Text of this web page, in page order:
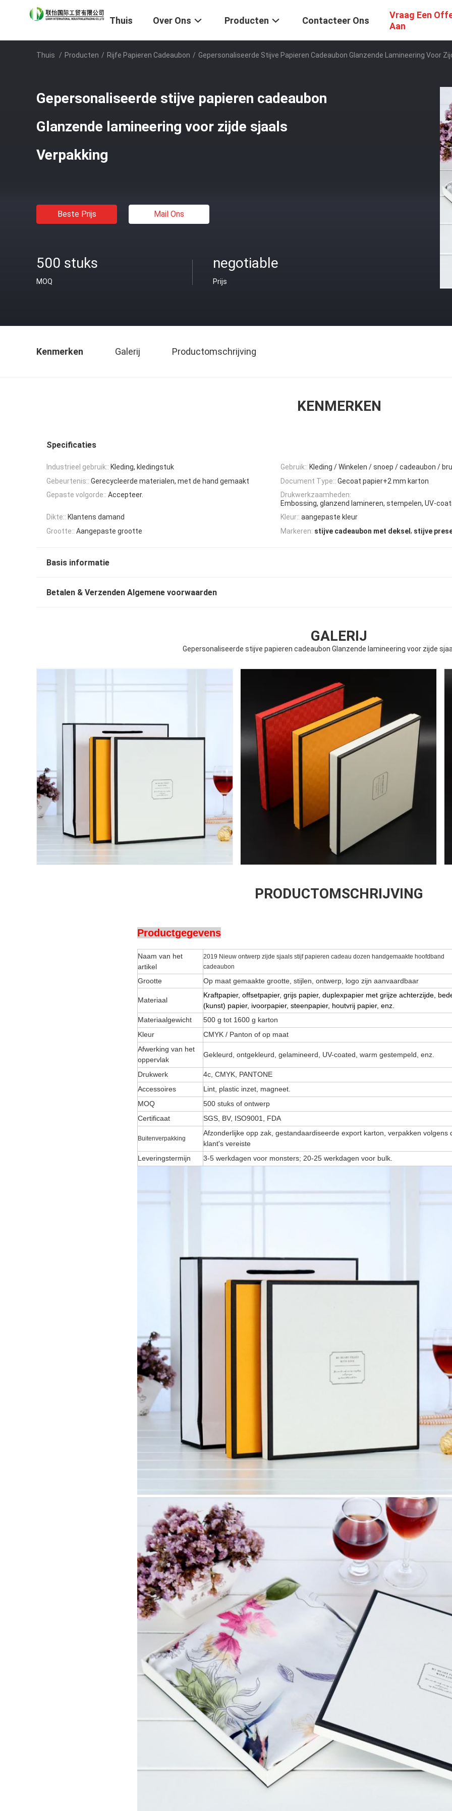
Thuis Over Ons Producten Contacteer Ons
Vraag Een
Aan
Thuis / Producten / Rijfe Papieren Cadeaubon / Gepersonaliseerde Stijve Papieren Cadeaubon Glanzende Lamineering Voor
Gepersonaliseerde stijve papieren cadeaubon
Glanzende lamineering voor zijde sjaals
Verpakking
Beste Prijs Mail Ons
500 stuks
MOQ
negotiable
Prijs
Kenmerken Galerij Productomschrijving
KENMERKEN
Specificaties
Industrieel gebruik:: Kleding, kledingstuk Gebruik:: Kleding / Winkelen / snoep / cadeaubon /
Gebeurtenis:: Gerecycleerde materialen, met de hand gemaakt Document Type:: Gecoat papier+2 mm karton
Gepaste volgorde:: Accepteer.
Drukwerkzaamheden:
Embossing, glanzend lamineren, stempelen, UV-
Dikte:: Klantens damand Kleur:: aangepaste kleur
Grootte:: Aangepaste grootte Markeren: stijve cadeaubon met deksel , stijve
Basis informatie
Betalen & Verzenden Algemene voorwaarden
GALERIJ
Gepersonaliseerde stijve papieren cadeaubon Glanzende lamineering voor zijde
PRODUCTOMSCHRIJVING
Productgegevens
Naam van het
artikel
2019 Nieuw ontwerp zijde sjaals stijf papieren cadeau dozen handgemaakte hoofdband
cadeaubon
Grootte Op maat gemaakte grootte, stijlen, ontwerp, logo zijn aanvaardbaar
Materiaal
Kraftpapier, offsetpapier, grijs papier, duplexpapier met grijze achterzijde,
(kunst) papier, ivoorpapier, steenpapier, houtvrij papier, enz.
Materiaalgewicht
500 g tot 1600 g karton
Kleur
CMYK / Panton of op maat
Afwerking van het
oppervlak
Gekleurd, ontgekleurd, gelamineerd, UV-coated, warm gestempeld, enz.
Drukwerk
4c, CMYK, PANTONE
Accessoires
Lint, plastic inzet, magneet.
MOQ
500 stuks of ontwerp
Certificaat
SGS, BV, ISO9001, FDA
Buitenverpakking
Afzonderlijke opp zak, gestandaardiseerde export karton, verpakken volgens
klant's vereiste
Leveringstermijn
3-5 werkdagen voor monsters; 20-25 werkdagen voor bulk.